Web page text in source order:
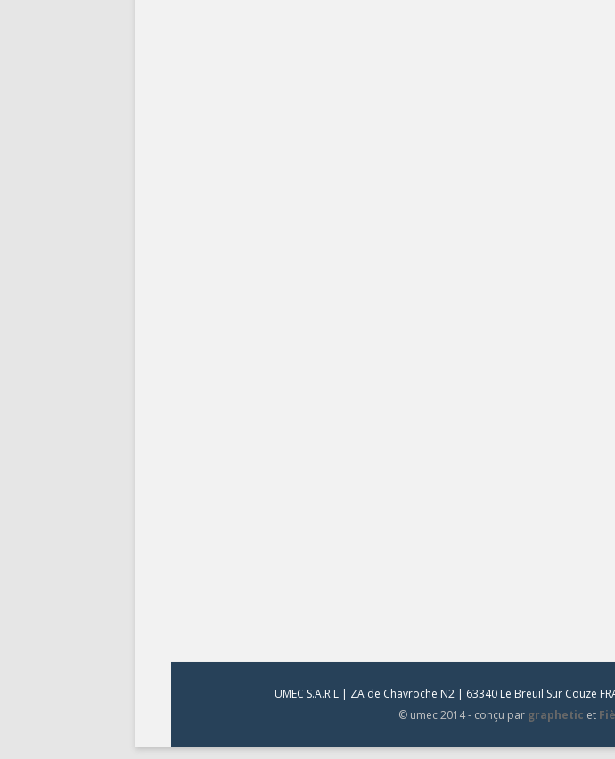
UMEC S.A.R.L | ZA de Chavroche N2 | 63340 Le Breuil Sur Couze
© umec 2014 - conçu par graphetic et